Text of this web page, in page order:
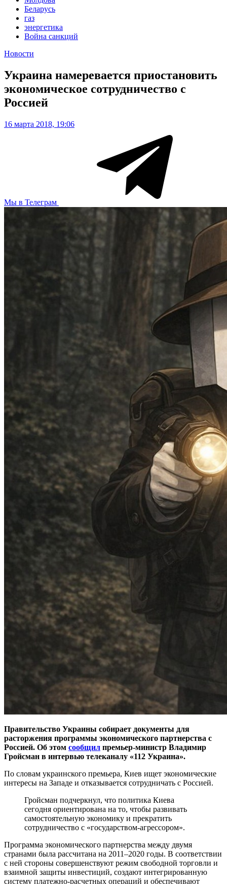
Беларусь
газ
энергетика
Война санкций
Новости
Украина намеревается приостановить
экономическое сотрудничество с
Россией
16 марта 2018, 19:06
Мы в Телеграм
Правительство Украины собирает документы для
расторжения программы экономического партнерства с
Россией. Об этом сообщил премьер-министр Владимир
Гройсман в интервью телеканалу «112 Украина».
По словам украинского премьера, Киев ищет экономические
интересы на Западе и отказывается сотрудничать с Россией.
Гройсман подчеркнул, что политика Киева
сегодня ориентирована на то, чтобы развивать
самостоятельную экономику и прекратить
сотрудничество с «государством-агрессором».
Программа экономического партнерства между двумя
странами была рассчитана на 2011–2020 годы. В соответствии
с ней стороны совершенствуют режим свободной торговли и
взаимной защиты инвестиций, создают интегрированную
систему платежно-расчетных операций и обеспечивают